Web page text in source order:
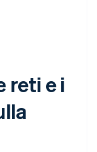
reti e i